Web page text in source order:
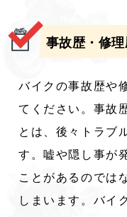
事故歴・修
バイクの事故歴や
てください。事故
とは、後々トラブ
す。嘘や隠し事が
ことがあるのでは
しまいます。バイ